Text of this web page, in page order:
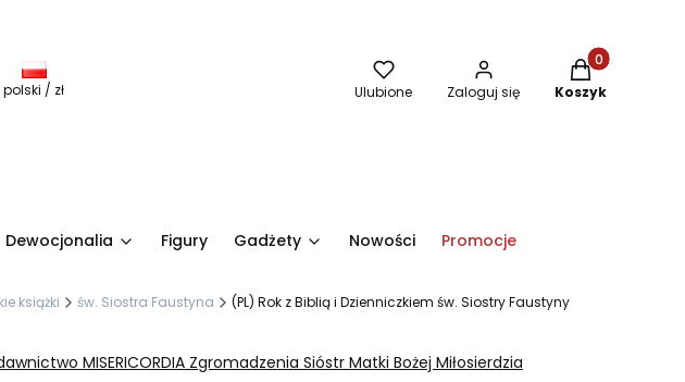
polski / zł Ulubione Zaloguj się
Produkty w
Koszyk
Dewocjonalia Figury Gadżety Nowości Promocje
książki św. Siostra Faustyna (PL) Rok z Biblią i Dzienniczkiem św. Siostry Faustyny
MISERICORDIA Zgromadzenia Sióstr Matki Bożej Miłosierdzia